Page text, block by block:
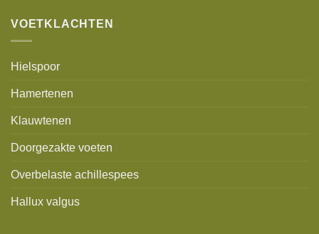
VOETKLACHTEN
Hielspoor
Hamertenen
Klauwtenen
Doorgezakte voeten
Overbelaste achillespees
Hallux valgus